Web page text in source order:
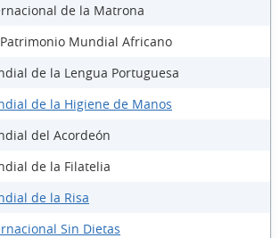
de la Matrona
Mundial Africano
de la Lengua Portuguesa
de la Higiene de Manos
del Acordeón
de la Filatelia
de la Risa
Sin Dietas